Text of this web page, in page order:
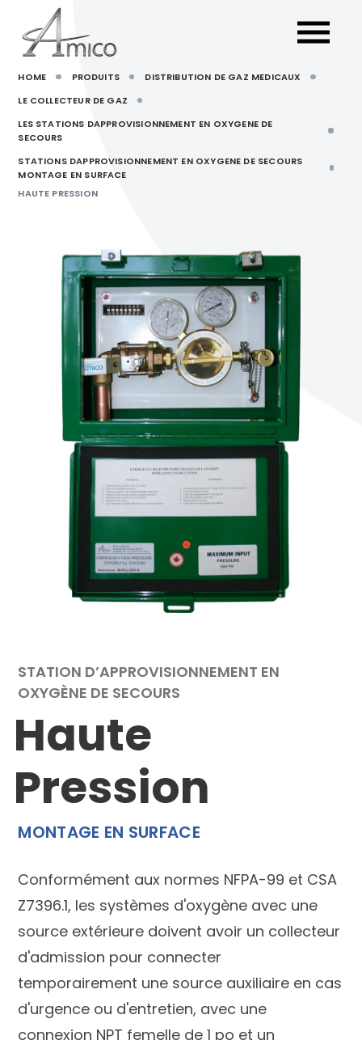
HOME PRODUITS
DISTRIBUTION DE GAZ MEDICAUX
LE COLLECTEUR DE GAZ
LES STATIONS DAPPROVISIONNEMENT EN OXYGENE DE
SECOURS
STATIONS DAPPROVISIONNEMENT EN OXYGENE DE SECOURS
MONTAGE EN SURFACE
HAUTE PRESSION
STATION D’APPROVISIONNEMENT EN
OXYGÈNE DE SECOURS
Haute
Pression
MONTAGE EN SURFACE
Conformément aux normes NFPA-99 et CSA
Z7396.1, les systèmes d'oxygène avec une
source extérieure doivent avoir un collecteur
d'admission pour connecter
temporairement une source auxiliaire en cas
d'urgence ou d'entretien, avec une
connexion NPT femelle de 1 po et un